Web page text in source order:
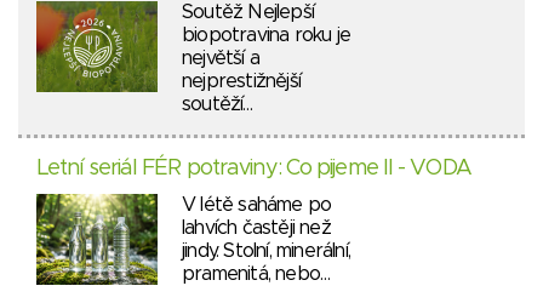
Soutěž Nejlepší
biopotravina roku je
největší a
nejprestižnější
soutěží…
Letní seriál FÉR potraviny: Co pijeme II - VODA
V létě saháme po
lahvích častěji než
jindy. Stolní, minerální,
pramenitá, nebo…